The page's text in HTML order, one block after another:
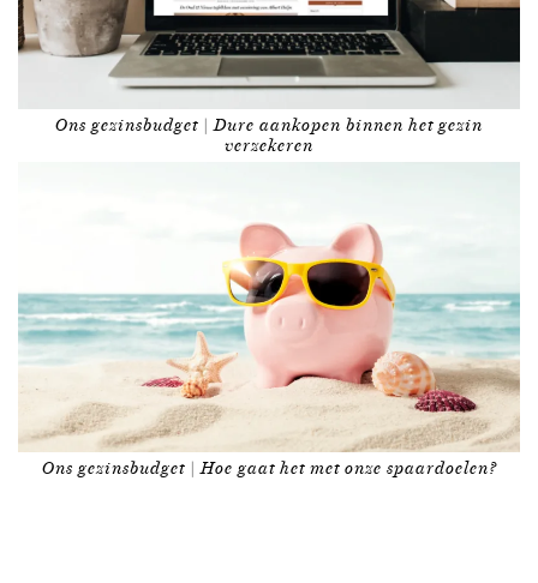
Ons gezinsbudget | Dure aankopen binnen het gezin
verzekeren
Ons gezinsbudget | Hoe gaat het met onze spaardoelen?